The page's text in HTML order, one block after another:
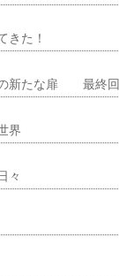
きた！
の新たな扉 最終回
界
々